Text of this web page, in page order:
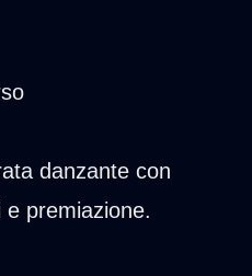
danzante con
premiazione.